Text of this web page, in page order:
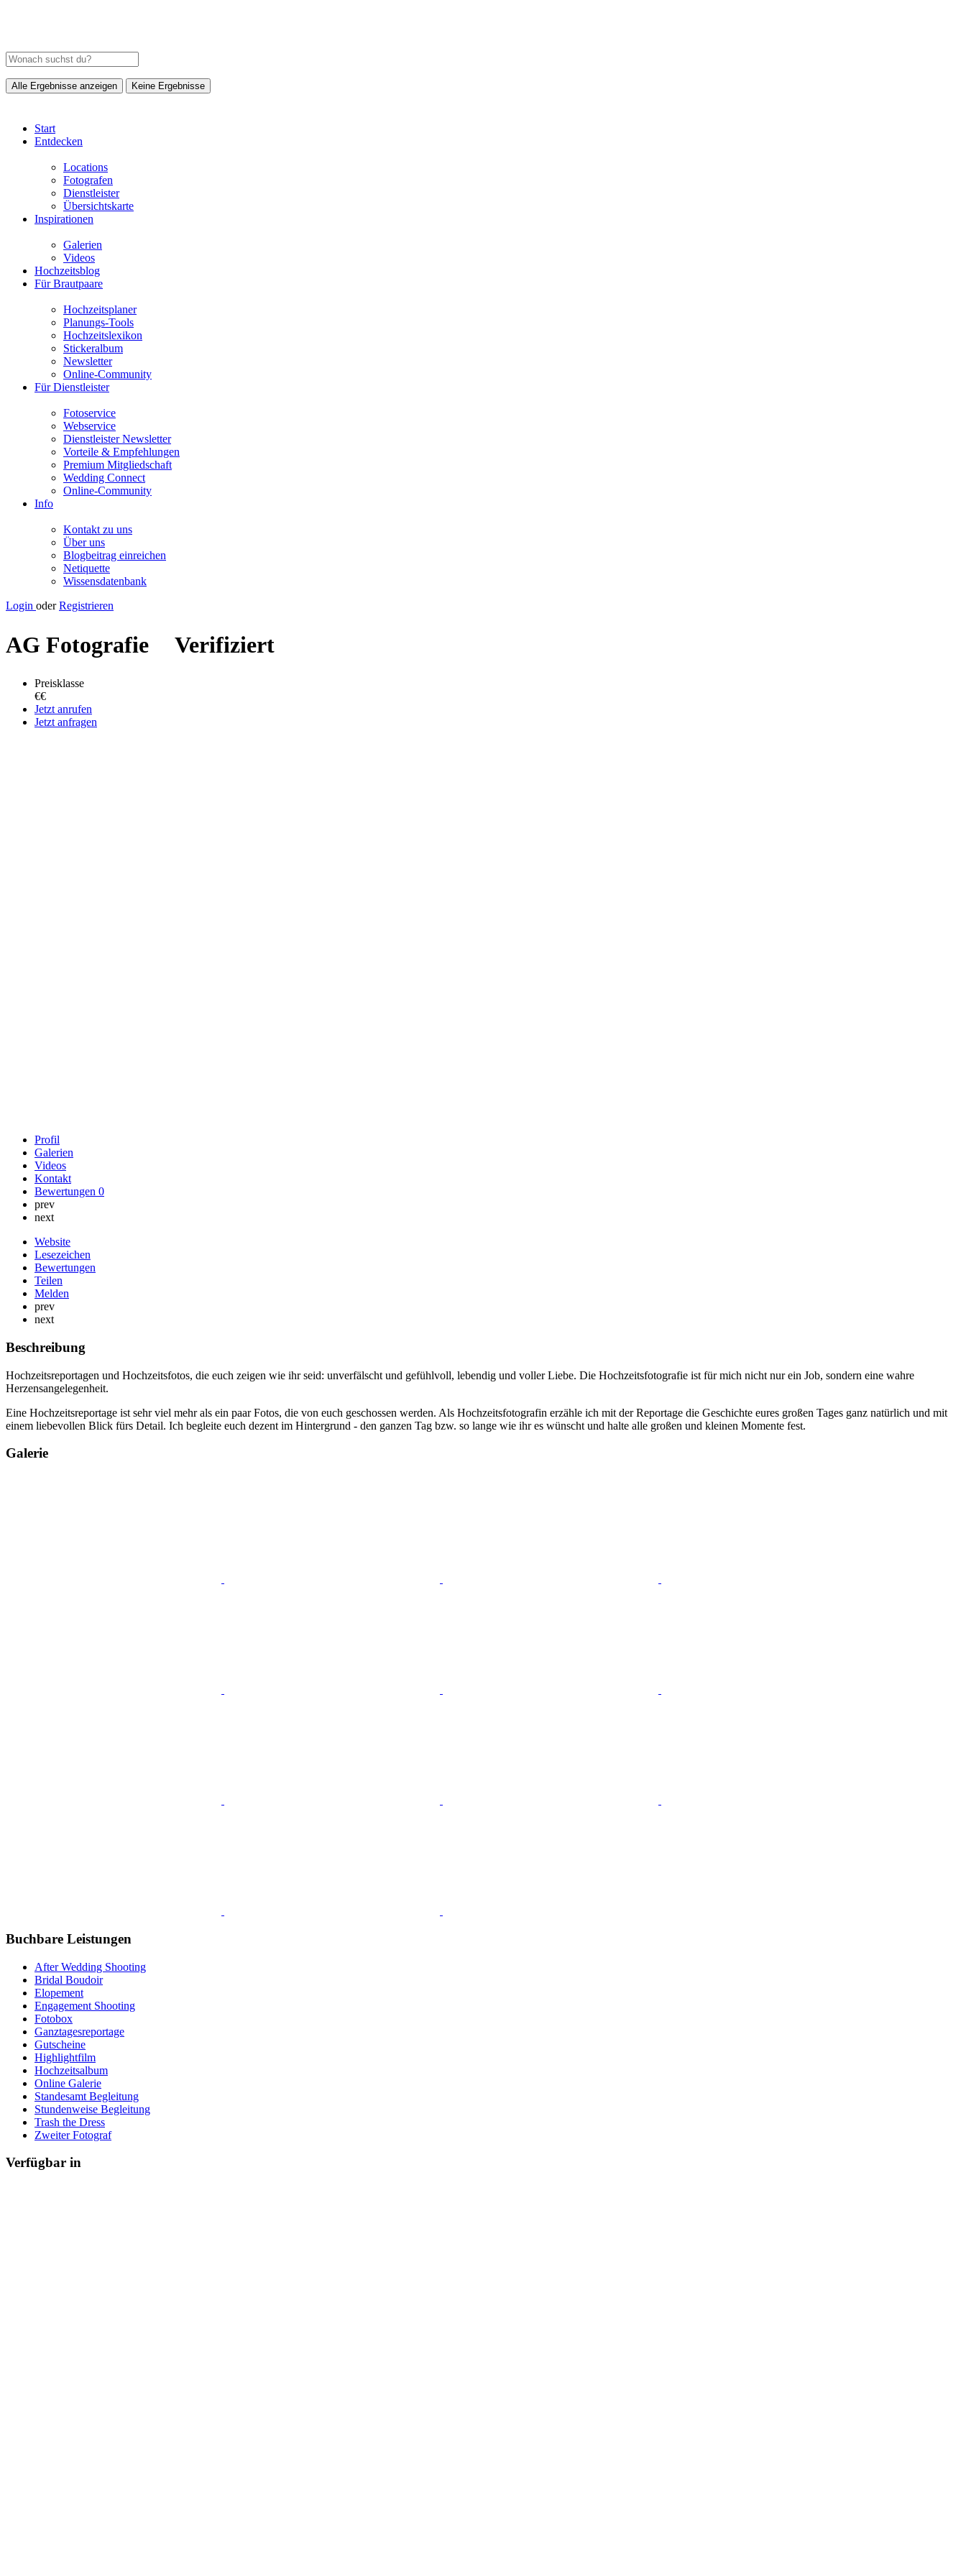
Alle Ergebnisse anzeigen Keine Ergebnisse
Start
Entdecken
Locations
Fotografen
Dienstleister
Übersichtskarte
Inspirationen
Galerien
Videos
Hochzeitsblog
Für Brautpaare
Hochzeitsplaner
Planungs-Tools
Hochzeitslexikon
Stickeralbum
Newsletter
Online-Community
Für Dienstleister
Fotoservice
Webservice
Dienstleister Newsletter
Vorteile & Empfehlungen
Premium Mitgliedschaft
Wedding Connect
Online-Community
Info
Kontakt zu uns
Über uns
Blogbeitrag einreichen
Netiquette
Wissensdatenbank
Login oder Registrieren
AG Fotografie Verifiziert
Preisklasse
€€
Jetzt anrufen
Jetzt anfragen
Profil
Galerien
Videos
Kontakt
Bewertungen 0
prev
next
Website
Lesezeichen
Bewertungen
Teilen
Melden
prev
next
Beschreibung
Hochzeitsreportagen und Hochzeitsfotos, die euch zeigen wie ihr seid: unverfälscht und gefühlvoll, lebendig und voller Liebe. Die Hochzeitsfotografie ist für mich nicht nur ein Job, sondern eine wahre
Herzensangelegenheit.
Eine Hochzeitsreportage ist sehr viel mehr als ein paar Fotos, die von euch geschossen werden. Als Hochzeitsfotografin erzähle ich mit der Reportage die Geschichte eures großen Tages ganz natürlich und mit
einem liebevollen Blick fürs Detail. Ich begleite euch dezent im Hintergrund - den ganzen Tag bzw. so lange wie ihr es wünscht und halte alle großen und kleinen Momente fest.
Galerie
Buchbare Leistungen
After Wedding Shooting
Bridal Boudoir
Elopement
Engagement Shooting
Fotobox
Ganztagesreportage
Gutscheine
Highlightfilm
Hochzeitsalbum
Online Galerie
Standesamt Begleitung
Stundenweise Begleitung
Trash the Dress
Zweiter Fotograf
Verfügbar in